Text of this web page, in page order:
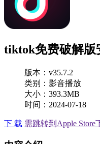
tiktok免费破解版
版本：v35.7.2
类别：影音播放
大小：393.3MB
时间：2024-07-18
下 载 需跳转到Apple Store